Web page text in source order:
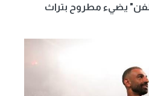
يضيء مطروح بتراث